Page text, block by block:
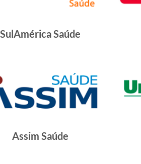
SulAmérica Saúde
Assim Saúde